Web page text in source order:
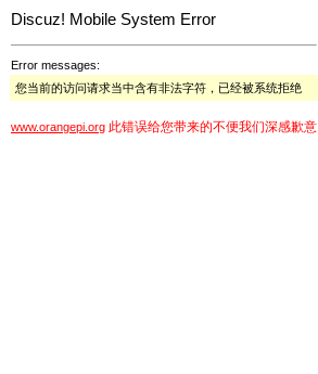
Discuz! Mobile System Error
Error messages:
您当前的访问请求当中含有非法字符，已经被系统拒绝
www.orangepi.org 此错误给您带来的不便我们深感歉意